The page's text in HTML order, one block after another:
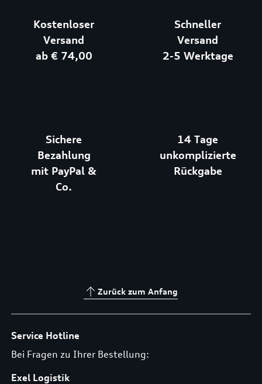
Kostenloser
Versand
ab € 74,00
Schneller
Versand
2-5 Werktage
Sichere
Bezahlung
mit PayPal &
Co.
14 Tage
unkomplizierte
Rückgabe
Zurück zum Anfang
Service Hotline
Bei Fragen zu Ihrer Bestellung:
Exel Logistik